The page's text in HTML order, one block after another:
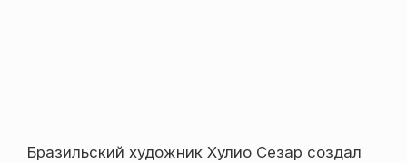
Бразильский художник Хулио Сезар создал